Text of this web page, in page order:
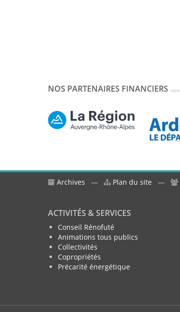
NOS PARTENAIRES FINANCIERS
Archives — Plan du site —
ACTIVITÉS & SERVICES
Conseil Rénofuté
Animations tous publics
Collectivités
Copropriétés
Précarité énergétique